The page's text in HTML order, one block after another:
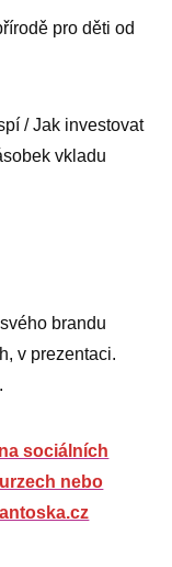
pro děti od
/ Jak investovat
vkladu
brandu
v prezentaci.
sociálních
nebo